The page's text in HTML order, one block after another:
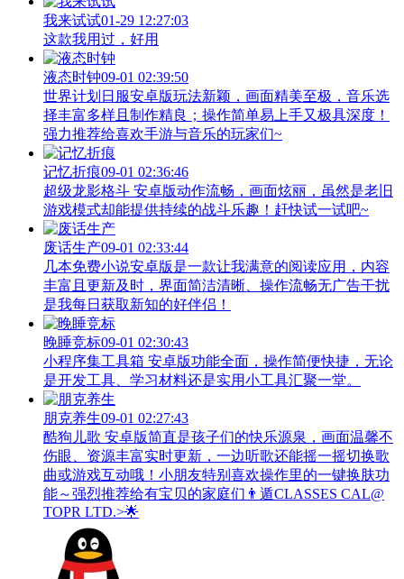
我来试试01-29 12:27:03
这款我用过，好用
液态时钟09-01 02:39:50
世界计划日服安卓版玩法新颖，画面精美至极，音乐选
择丰富多样且制作精良；操作简单易上手又极具深度！
强力推荐给喜欢手游与音乐的玩家们~
记忆折痕09-01 02:36:46
超级龙影格斗 安卓版动作流畅，画面炫丽，虽然是老旧
游戏模式却能提供持续的战斗乐趣！赶快试一试吧~
废话生产09-01 02:33:44
几本免费小说安卓版是一款让我满意的阅读应用，内容
丰富且更新及时，界面简洁清晰、操作流畅无广告干扰
是我每日获取新知的好伴侣！
晚睡竞标09-01 02:30:43
小程序集工具箱 安卓版功能全面，操作简便快捷，无论
是开发工具、学习材料还是实用小工具汇聚一堂。
朋克养生09-01 02:27:43
酷狗儿歌 安卓版简直是孩子们的快乐源泉，画面温馨不
伤眼、资源丰富实时更新，一边听歌还能摇一摇切换歌
曲或游戏互动哦！小朋友特别喜欢操作里的一键换肤功
能～强烈推荐给有宝贝的家庭们👨‍遁️CLASSES CAL@
TOPR LTD.>🌟